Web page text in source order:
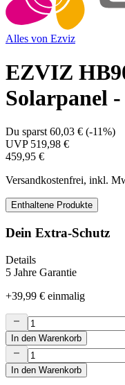
Alles von Ezviz
EZVIZ
Solarpanel
Du sparst60,03 € (-11%)
UVP 519,98 €
459,95 €
Versandkostenfrei, inkl.
Enthaltene Produkte
Dein Extra-Schutz
Details
5 Jahre Garantie
+39,99 € einmalig
In den Warenkorb
In den Warenkorb